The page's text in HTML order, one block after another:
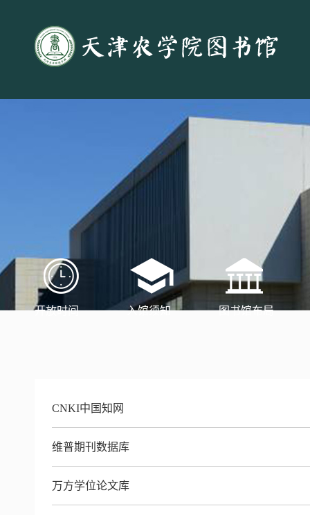
开放时间 入馆须知 图书馆布局
CNKI中国知网
维普期刊数据库
万方学位论文库